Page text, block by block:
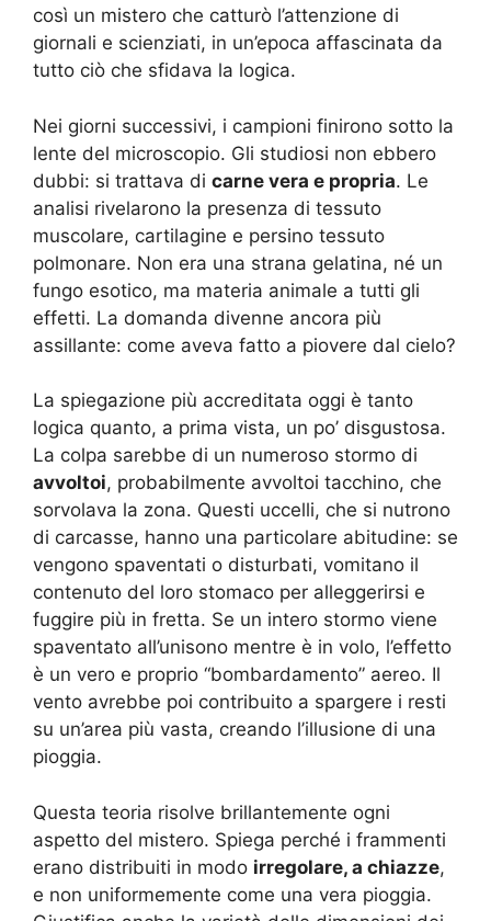
così un mistero che catturò l’attenzione di
giornali e scienziati, in un’epoca affascinata da
tutto ciò che sfidava la logica.
Nei giorni successivi, i campioni finirono sotto la
lente del microscopio. Gli studiosi non ebbero
dubbi: si trattava di carne vera e propria. Le
analisi rivelarono la presenza di tessuto
muscolare, cartilagine e persino tessuto
polmonare. Non era una strana gelatina, né un
fungo esotico, ma materia animale a tutti gli
effetti. La domanda divenne ancora più
assillante: come aveva fatto a piovere dal cielo?
La spiegazione più accreditata oggi è tanto
logica quanto, a prima vista, un po’ disgustosa.
La colpa sarebbe di un numeroso stormo di
avvoltoi, probabilmente avvoltoi tacchino, che
sorvolava la zona. Questi uccelli, che si nutrono
di carcasse, hanno una particolare abitudine: se
vengono spaventati o disturbati, vomitano il
contenuto del loro stomaco per alleggerirsi e
fuggire più in fretta. Se un intero stormo viene
spaventato all’unisono mentre è in volo, l’effetto
è un vero e proprio “bombardamento” aereo. Il
vento avrebbe poi contribuito a spargere i resti
su un’area più vasta, creando l’illusione di una
pioggia.
Questa teoria risolve brillantemente ogni
aspetto del mistero. Spiega perché i frammenti
erano distribuiti in modo irregolare, a chiazze,
e non uniformemente come una vera pioggia.